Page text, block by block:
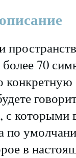
более 70
с которыми
по
в